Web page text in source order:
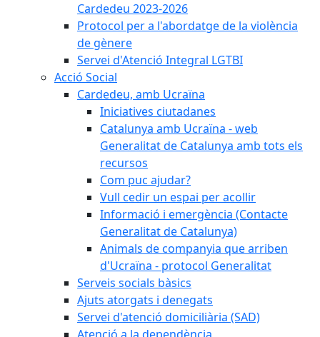
Cardedeu 2023-2026
Protocol per a l'abordatge de la violència
de gènere
Servei d'Atenció Integral LGTBI
Acció Social
Cardedeu, amb Ucraïna
Iniciatives ciutadanes
Catalunya amb Ucraïna - web
Generalitat de Catalunya amb tots els
recursos
Com puc ajudar?
Vull cedir un espai per acollir
Informació i emergència (Contacte
Generalitat de Catalunya)
Animals de companyia que arriben
d'Ucraïna - protocol Generalitat
Serveis socials bàsics
Ajuts atorgats i denegats
Servei d'atenció domiciliària (SAD)